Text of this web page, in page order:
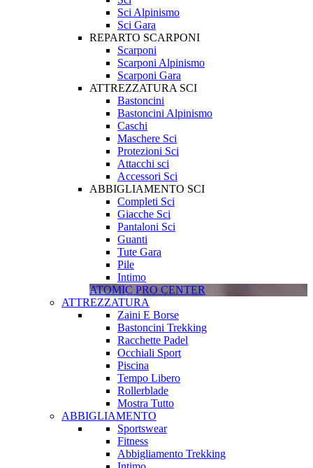
Sci Alpinismo
Sci Gara
REPARTO SCARPONI
Scarponi
Scarponi Alpinismo
Scarponi Gara
ATTREZZATURA SCI
Bastoncini
Bastoncini Alpinismo
Caschi
Maschere Sci
Protezioni Sci
Attacchi sci
Accessori Sci
ABBIGLIAMENTO SCI
Completi Sci
Giacche Sci
Pantaloni Sci
Guanti
Tute Gara
Pile
Intimo
ATOMIC PRO CENTER
ATTREZZATURA
Zaini E Borse
Bastoncini Trekking
Racchette Padel
Occhiali Sport
Piscina
Tempo Libero
Rollerblade
Mostra Tutto
ABBIGLIAMENTO
Sportswear
Fitness
Abbigliamento Trekking